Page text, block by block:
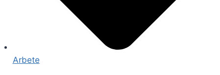
Arbete